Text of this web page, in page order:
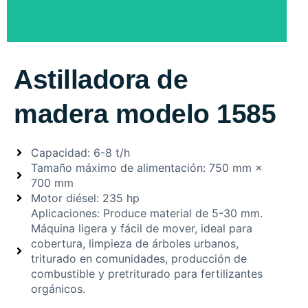
Astilladora de
madera modelo 1585
Capacidad: 6-8 t/h
Tamaño máximo de alimentación: 750 mm ×
700 mm
Motor diésel: 235 hp
Aplicaciones: Produce material de 5-30 mm.
Máquina ligera y fácil de mover, ideal para
cobertura, limpieza de árboles urbanos,
triturado en comunidades, producción de
combustible y pretriturado para fertilizantes
orgánicos.